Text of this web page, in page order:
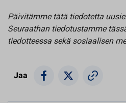
Päivitämme tätä tiedotetta
Seuraathan tiedotustamme
tiedotteessa sekä sosiaalisen
Jaa